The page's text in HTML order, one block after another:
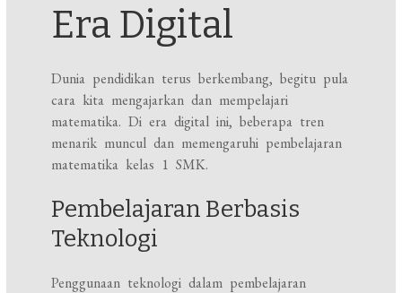
Era Digital
Dunia pendidikan terus berkembang, begitu pula
cara kita mengajarkan dan mempelajari
matematika. Di era digital ini, beberapa tren
menarik muncul dan memengaruhi pembelajaran
matematika kelas 1 SMK.
Pembelajaran Berbasis
Teknologi
Penggunaan teknologi dalam pembelajaran